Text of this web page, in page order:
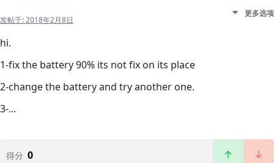
发帖于:2018年2月8日
更多选项
hi.
1-fix the battery 90% its not fix on its place
2-change the battery and try another one.
3-...
得分 0